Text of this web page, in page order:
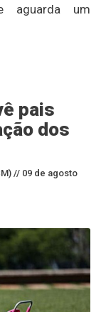
aguarda um
pais
dos
// 09 de agosto